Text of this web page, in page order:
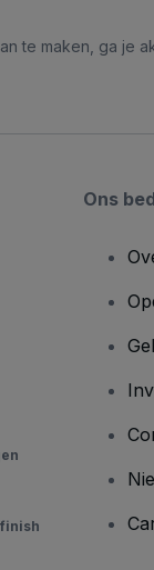
te maken, ga je
Ons